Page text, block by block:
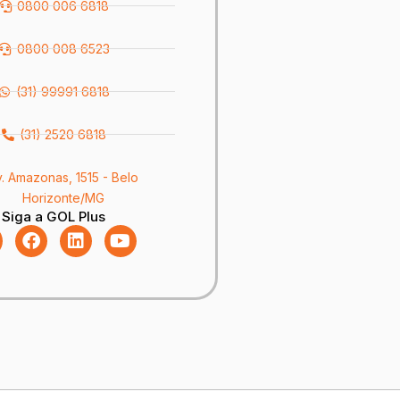
0800 006 6818
0800 008 6523
(31) 99991 6818
(31) 2520 6818
Amazonas, 1515 - Belo
Horizonte/MG
Siga a GOL Plus